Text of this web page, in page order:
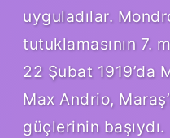
uyguladılar.
tutuklamasının 7.
22 Şubat 1919’da
Max Andrio,
güçlerinin başıydı.